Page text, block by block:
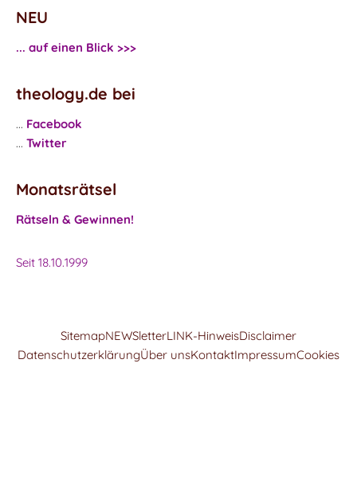
NEU
... auf einen Blick >>>
theology.de bei
... Facebook
... Twitter
Monatsrätsel
Rätseln & Gewinnen!
Seit 18.10.1999
SitemapNEWSletterLINK-HinweisDisclaimer
DatenschutzerklärungÜber unsKontaktImpressumCookies